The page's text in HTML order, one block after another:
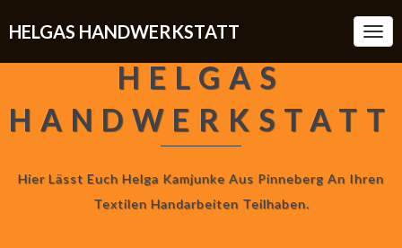
HELGAS HANDWERKSTATT
HELGAS
HANDWERKSTATT
Hier Lässt Euch Helga Kamjunke Aus Pinneberg An Ihren
Textilen Handarbeiten Teilhaben.